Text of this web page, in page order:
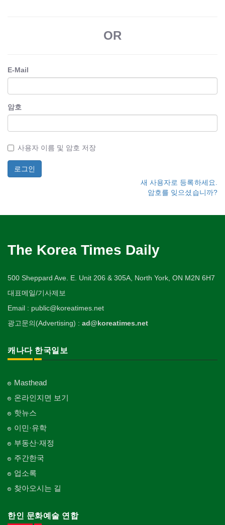
OR
E-Mail
암호
사용자 이름 및 암호 저장
새 사용자로 등록하세요.
암호를 잊으셨습니까?
The Korea Times Daily
500 Sheppard Ave. E. Unit 206 & 305A, North York, ON M2N 6H7
대표메일/기사제보
Email : public@koreatimes.net
광고문의(Advertising) : ad@koreatimes.net
캐나다 한국일보
Masthead
온라인지면 보기
핫뉴스
이민·유학
부동산·재정
주간한국
업소록
찾아오시는 길
한인 문화예술 연합